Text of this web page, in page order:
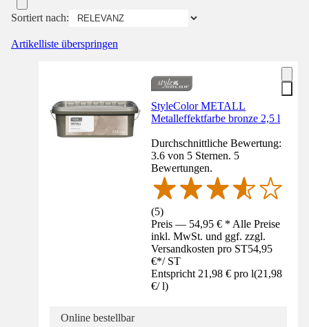
Sortiert nach:
Artikelliste überspringen
StyleColor METALL
Metalleffektfarbe bronze 2,5 l
Durchschnittliche Bewertung:
3.6 von 5 Sternen. 5
Bewertungen.
(5)
Preis — 54,95 € * Alle Preise
inkl. MwSt. und ggf. zzgl.
Versandkosten pro ST54,95
€*/ ST
Entspricht 21,98 € pro l(21,98
€/ l)
Online bestellbar